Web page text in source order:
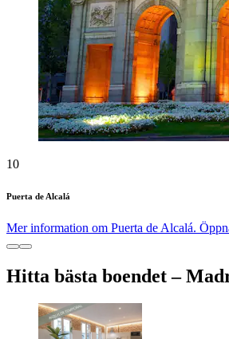
10
Puerta de Alcalá
Mer information om Puerta de Alcalá.
Hitta bästa boendet –